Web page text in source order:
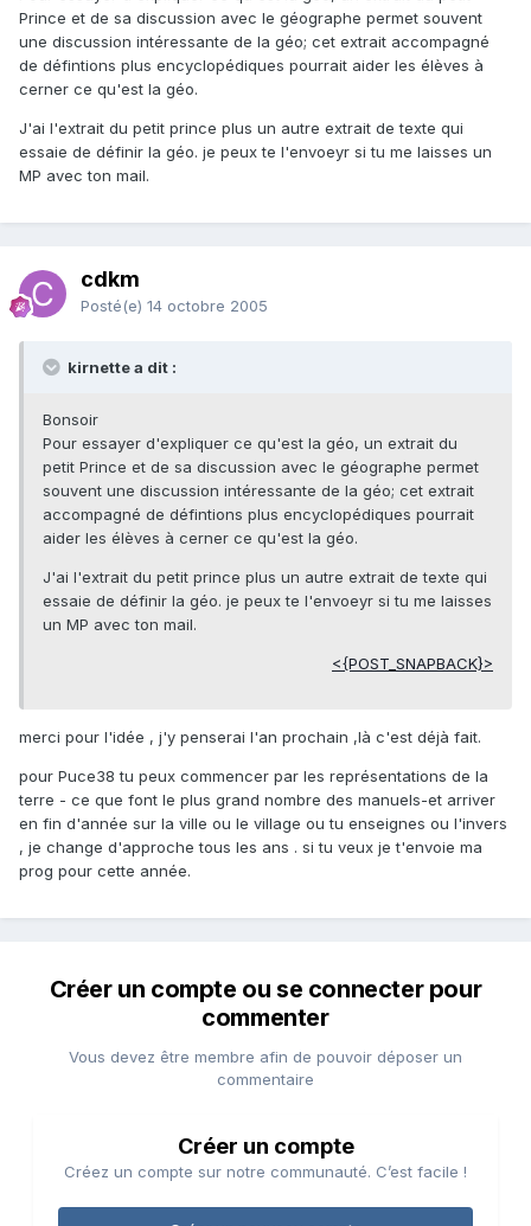
Prince et de sa discussion avec le géographe permet souvent
une discussion intéressante de la géo; cet extrait accompagné
de défintions plus encyclopédiques pourrait aider les élèves à
cerner ce qu'est la géo.
J'ai l'extrait du petit prince plus un autre extrait de texte qui
essaie de définir la géo. je peux te l'envoeyr si tu me laisses un
MP avec ton mail.
cdkm
Posté(e) 14 octobre 2005
kirnette a dit :
Bonsoir
Pour essayer d'expliquer ce qu'est la géo, un extrait du
petit Prince et de sa discussion avec le géographe permet
souvent une discussion intéressante de la géo; cet extrait
accompagné de défintions plus encyclopédiques pourrait
aider les élèves à cerner ce qu'est la géo.
J'ai l'extrait du petit prince plus un autre extrait de texte qui
essaie de définir la géo. je peux te l'envoeyr si tu me laisses
un MP avec ton mail.
<{POST_SNAPBACK}>
merci pour l'idée , j'y penserai l'an prochain ,là c'est déjà fait.
pour Puce38 tu peux commencer par les représentations de la
terre - ce que font le plus grand nombre des manuels-et arriver
en fin d'année sur la ville ou le village ou tu enseignes ou l'invers
, je change d'approche tous les ans . si tu veux je t'envoie ma
prog pour cette année.
Créer un compte ou se connecter pour
commenter
Vous devez être membre afin de pouvoir déposer un
commentaire
Créer un compte
Créez un compte sur notre communauté. C’est facile !